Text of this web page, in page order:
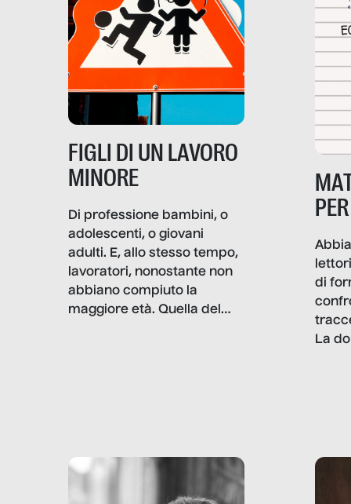
frattura. Questo reportage
nasce dall’idea che guerre
e crisi penetrino nel tessuto
più intimo delle società per
alterarne le molecole
professionali – e, attraverso
esse, il senso stesso della
gravità.
FIGLI DI UN LAVORO
MINORE
Di professione bambini, o
adolescenti, o giovani
adulti. E, allo stesso tempo,
lavoratori, nonostante non
abbiano compiuto la
maggiore età. Quella del
minori. […]
di
La